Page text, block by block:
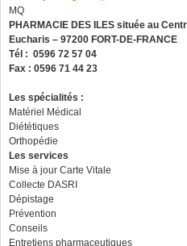
MQ
PHARMACIE DES ILES située au
Eucharis – 97200 FORT-DE-FRANCE
Tél : 0596 72 57 04
Fax : 0596 71 44 23
Les spécialités :
Matériel Médical
Diététiques
Orthopédie
Les services
Mise à jour Carte Vitale
Collecte DASRI
Dépistage
Prévention
Conseils
Entretiens pharmaceutiques